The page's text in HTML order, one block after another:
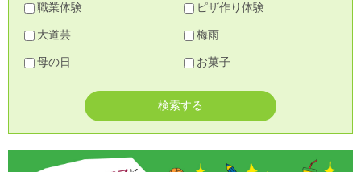
職業体験 ピザ作り体験
大道芸 梅雨
母の日 お菓子